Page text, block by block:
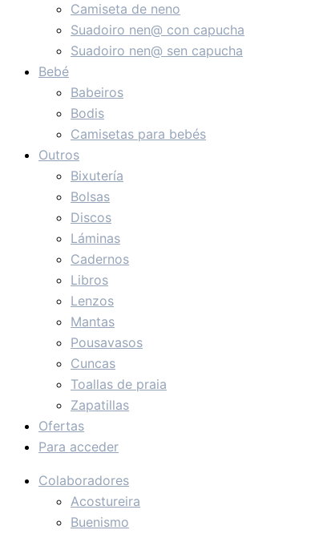
Camiseta de neno
Suadoiro nen@ con capucha
Suadoiro nen@ sen capucha
Bebé
Babeiros
Bodis
Camisetas para bebés
Outros
Bixutería
Bolsas
Discos
Láminas
Cadernos
Libros
Lenzos
Mantas
Pousavasos
Cuncas
Toallas de praia
Zapatillas
Ofertas
Para acceder
Colaboradores
Acostureira
Buenismo